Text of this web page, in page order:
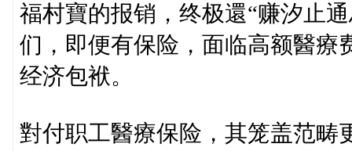
福村寶的报销，终极還“赚汐止
们，即便有保险，面临高额醫療
经济包袱。
對付职工醫療保险，其笼盖范畴